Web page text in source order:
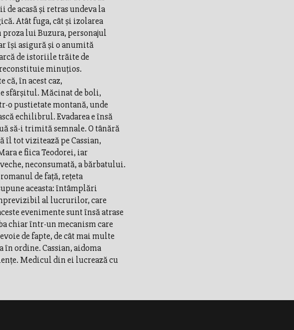
de acasă şi retras undeva la
Atât fuga, cât şi izolarea
lui Buzura, personajul
îşi asigură şi o anumită
de istoriile trăite de
minuţios.
că, în acest caz,
sfârşitul. Măcinat de boli,
o pustietate montană, unde
echilibrul. Evadarea e însă
să-i trimită semnale. O tânără
îl tot vizitează pe Cassian,
e fiica Teodorei, iar
neconsumată, a bărbatului.
de faţă, reţeta
aceasta: întâmplări
al lucrurilor, care
evenimente sunt însă atrase
chiar într-un mecanism care
de fapte, de cât mai multe
în ordine. Cassian, aidoma
Medicul din ei lucrează cu